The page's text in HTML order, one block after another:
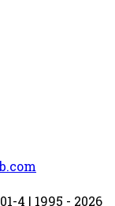
4 | 1995 - 2026